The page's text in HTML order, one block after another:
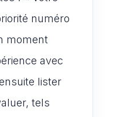
numéro
moment
avec
lister
tels